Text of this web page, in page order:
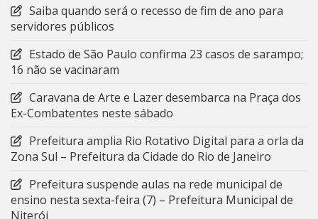
Saiba quando será o recesso de fim de ano para
servidores públicos
Estado de São Paulo confirma 23 casos de sarampo;
16 não se vacinaram
Caravana de Arte e Lazer desembarca na Praça dos
Ex-Combatentes neste sábado
Prefeitura amplia Rio Rotativo Digital para a orla da
Zona Sul – Prefeitura da Cidade do Rio de Janeiro
Prefeitura suspende aulas na rede municipal de
ensino nesta sexta-feira (7) – Prefeitura Municipal de
Niterói